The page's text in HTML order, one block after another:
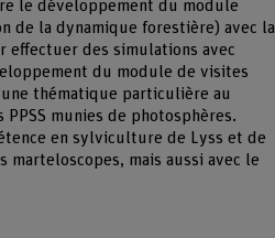
le développement du module
de la dynamique forestière) avec la
effectuer des simulations avec
du module de visites
thématique particulière au
munies de photosphères.
en sylviculture de Lyss et de
mais aussi avec le